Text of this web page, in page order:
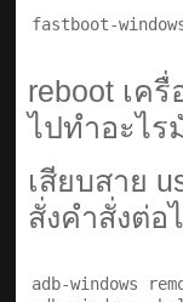
fastboot-
reboot เค
ไปทำอะไร
เสียบสาย
สั่งคำสั่งต่อ
adb-windows